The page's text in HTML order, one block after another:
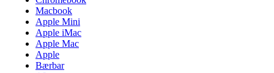
Macbook
Apple Mini
Apple iMac
Apple Mac
Apple
Bærbar